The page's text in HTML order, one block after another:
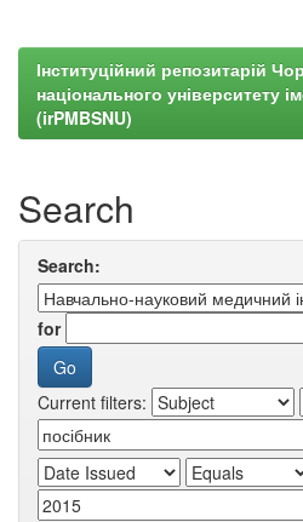
Інституційний репозитарій
національного університету
(irPMBSNU)
Search
Search:
for
Current filters: